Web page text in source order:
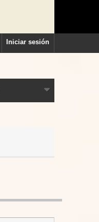
Iniciar sesión